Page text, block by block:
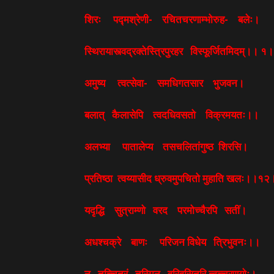
शिरः पद्मश्रेणी- रचितचरणाम्भोरुह- बलेः।
स्थिरायास्त्वद्रक्तेस्त्रिपुरहर विस्फूर्जितमिदम्।।
अमुष्य त्वत्सेवा- समधिगतसार भुजवन।
बलात् कैलासेपि त्वदधिवसतो विक्रमयतः।।
अलभ्या पातालेप्य तसचलितांगुष्ठ शिरसि।
प्रतिष्ठा त्वय्यासीद ध्रुवमुपचितो मुहाति
यदृद्धि सुत्राम्णो वरद परमोच्चैरपि सतीं।
अधश्चक्रे बाणः परिजन विधेय त्रिभुवनः।।